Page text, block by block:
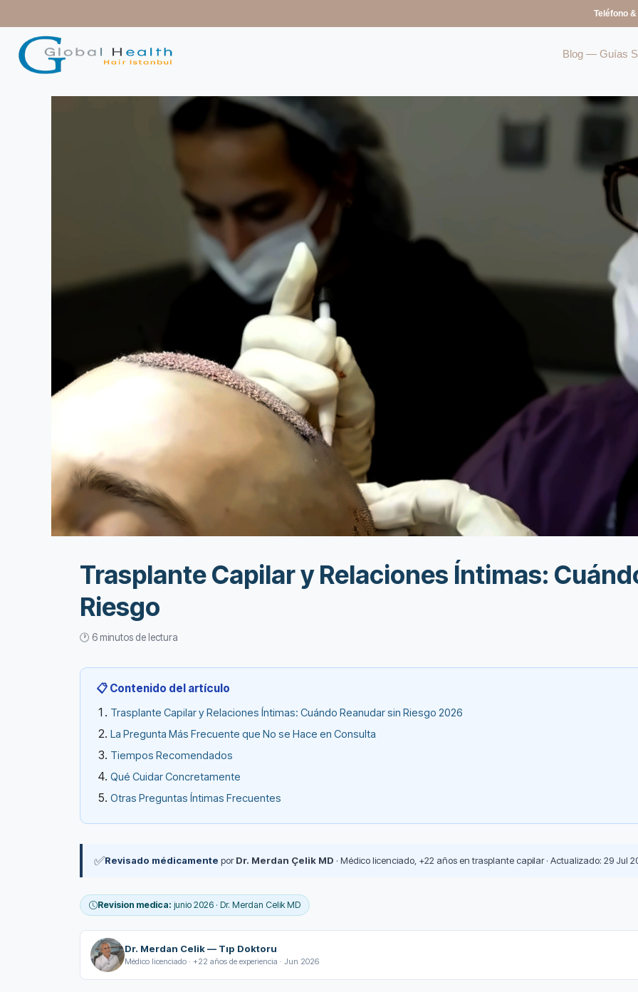
Teléfono
Blog — Guías
Trasplante Capilar y Relaciones Íntimas:
Riesgo
🕐 6 minutos de lectura
📋 Contenido del artículo
Trasplante Capilar y Relaciones Íntimas: Cuándo Reanudar sin Riesgo 2026
La Pregunta Más Frecuente que No se Hace en Consulta
Tiempos Recomendados
Qué Cuidar Concretamente
Otras Preguntas Íntimas Frecuentes
✅Revisado médicamente porDr. Merdan Çelik MD · Médico licenciado, +22 años en trasplante capilar · Actualizado: 29 Jul
Revision medica: junio 2026 · Dr. Merdan Celik MD
Dr. Merdan Celik — Tıp Doktoru
Médico licenciado · +22 años de experiencia · Jun 2026